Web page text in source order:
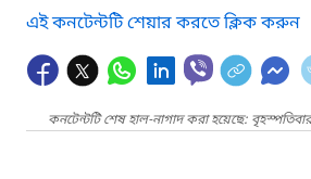
এই কনটেন্টটি শেয়ার করতে ক্লিক করুন
কনটেন্টটি শেষ হাল-নাগাদ করা হয়েছে: